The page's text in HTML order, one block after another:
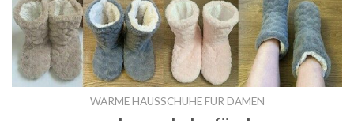
WARME HAUSSCHUHE FÜR DAMEN